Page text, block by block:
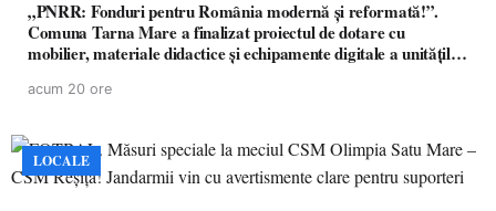
„PNRR: Fonduri pentru România modernă și reformată!”.
Comuna Tarna Mare a finalizat proiectul de dotare cu
mobilier, materiale didactice și echipamente digitale a unităților
acum 20 ore
LOCALE